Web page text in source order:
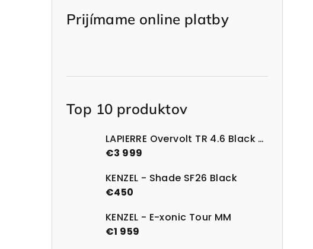
Prijímame online platby
Top 10 produktov
LAPIERRE Overvolt TR 4.6 Black Glossy
€3 999
KENZEL - Shade SF26 Black
€450
KENZEL - E-xonic Tour MM
€1 959